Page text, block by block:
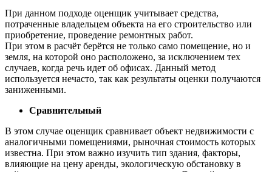
При данном подходе оценщик учитывает средства,
потраченные владельцем объекта на его строительство или
приобретение, проведение ремонтных работ.
При этом в расчёт берётся не только само помещение, но и
земля, на которой оно расположено, за исключением тех
случаев, когда речь идет об офисах. Данный метод
используется нечасто, так как результаты оценки получаются
заниженными.
Сравнительный
В этом случае оценщик сравнивает объект недвижимости с
аналогичными помещениями, рыночная стоимость которых
известна. При этом важно изучить тип здания, факторы,
влияющие на цену аренды, экологическую обстановку в